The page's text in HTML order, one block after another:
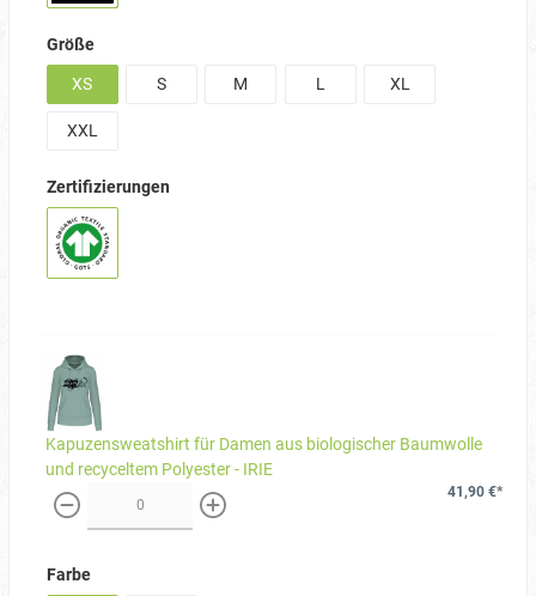
Größe
XS
S M L XL
XXL
Zertifizierungen
Kapuzensweatshirt für Damen aus biologischer Baumwolle
und recyceltem Polyester - IRIE
weniger mehr
41,90 €*
Farbe